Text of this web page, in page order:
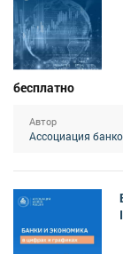
бесплатно
Автор
Ассоциация